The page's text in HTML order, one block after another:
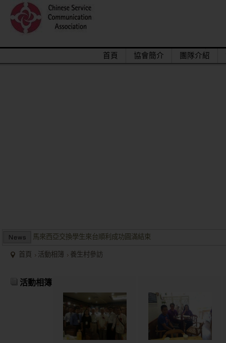
首頁 協會簡介 團隊介紹
兩岸商業投資考察團於大陸多地受到盛大歡迎並且已有多個項目落
2015/12關懷偏鄉小學，物資順利送達。
兩岸商業投資考察團於大陸多地受到盛大歡迎並且已有多個項目落
首頁 活動相簿 養生村參訪
活動相簿